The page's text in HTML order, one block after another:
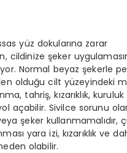
yüz dokularına zarar
cildinize şeker
Normal beyaz şekerle
olduğu cilt yüzeyindeki
tahriş, kızarıklık,
açabilir. Sivilce sorunu
şeker kullanmamalıdır,
yara izi, kızarıklık ve
olabilir.